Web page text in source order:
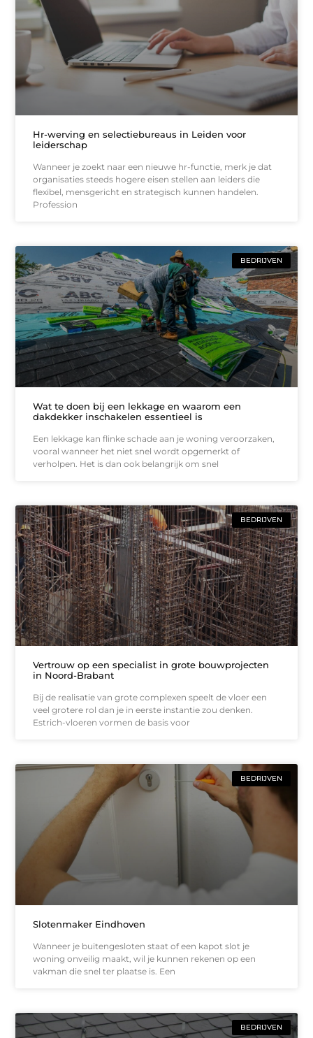
Hr-werving en selectiebureaus in Leiden voor
leiderschap
Wanneer je zoekt naar een nieuwe hr-functie, merk je dat
organisaties steeds hogere eisen stellen aan leiders die
flexibel, mensgericht en strategisch kunnen handelen.
Profession
BEDRIJVEN
Wat te doen bij een lekkage en waarom een
dakdekker inschakelen essentieel is
Een lekkage kan flinke schade aan je woning veroorzaken,
vooral wanneer het niet snel wordt opgemerkt of
verholpen. Het is dan ook belangrijk om snel
BEDRIJVEN
Vertrouw op een specialist in grote bouwprojecten
in Noord-Brabant
Bij de realisatie van grote complexen speelt de vloer een
veel grotere rol dan je in eerste instantie zou denken.
Estrich-vloeren vormen de basis voor
BEDRIJVEN
Slotenmaker Eindhoven
Wanneer je buitengesloten staat of een kapot slot je
woning onveilig maakt, wil je kunnen rekenen op een
vakman die snel ter plaatse is. Een
BEDRIJVEN